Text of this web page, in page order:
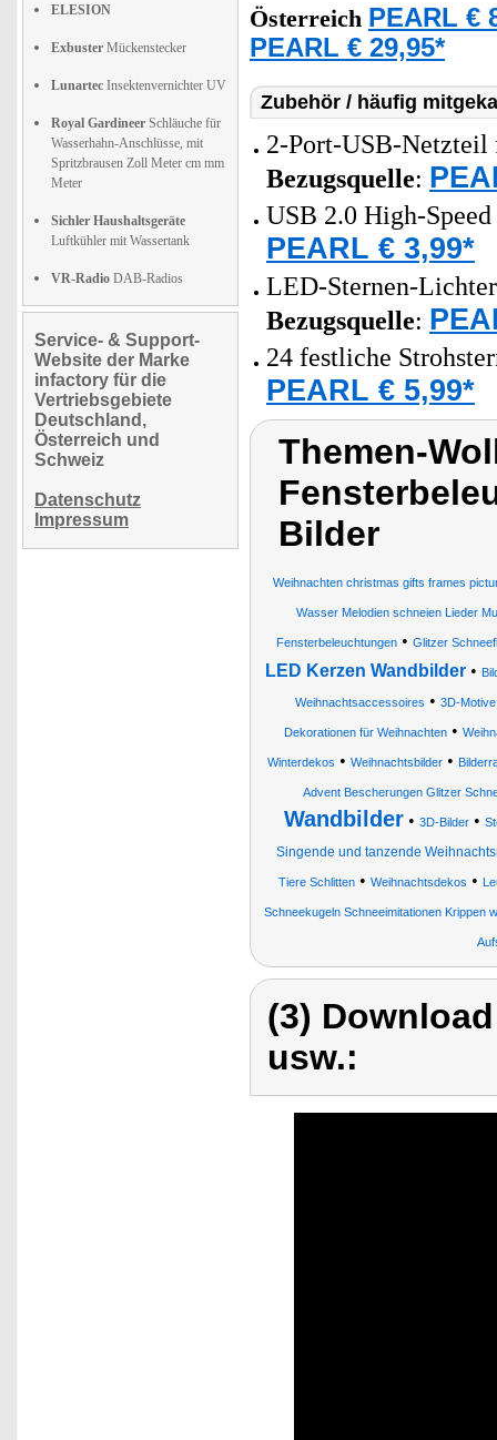
ELESION
Exbuster Mückenstecker
Lunartec Insektenvernichter UV
Royal Gardineer Schläuche für
Wasserhahn-Anschlüsse, mit
Spritzbrausen Zoll Meter cm mm
Meter
Sichler Haushaltsgeräte
Luftkühler mit Wassertank
VR-Radio DAB-Radios
Service- & Support-
Website der Marke
infactory für die
Vertriebsgebiete
Deutschland,
Österreich und
Schweiz
Datenschutz
Impressum
Österreich PEARL €
PEARL € 29,95*
Zubehör / häufig
2-Port-USB-Netzteil
Bezugsquelle:
USB 2.0 High-
PEARL € 3,99*
LED-Sternen-
Bezugsquelle:
24 festliche
PEARL € 5,99*
Themen-
Bilder
Weihnachten christmas gifts frames
Wasser Melodien schneien Lieder
Fensterbeleuchtungen • Glitzer
LED Kerzen Wandbilder •
Weihnachtsaccessoires • 3D-
Dekorationen für Weihnachten•
Winterdekos • Weihnachtsbilder •
Advent Bescherungen Glitzer
Wandbilder• 3D-Bilder•
Singende und tanzende
Tiere Schlitten • Weihnachtsdekos •
Schneekugeln Schneeimitationen Krippen
(3)
usw.: